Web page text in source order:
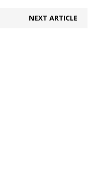
NEXT ARTICLE